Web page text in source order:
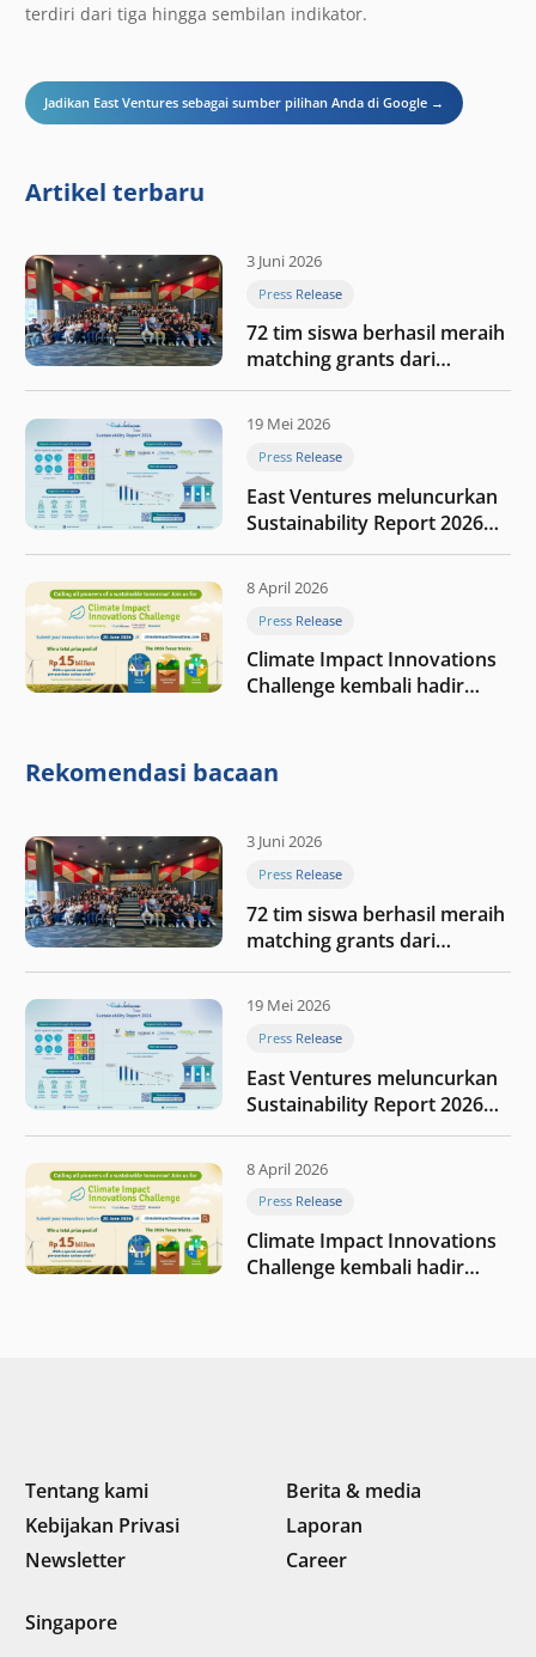
terdiri dari tiga hingga sembilan indikator.
Jadikan East Ventures sebagai sumber pilihan Anda di Google →
Artikel terbaru
3 Juni 2026
Press Release
72 tim siswa berhasil meraih
matching grants dari
program My First $1000
19 Mei 2026
Press Release
East Ventures meluncurkan
Sustainability Report 2026
“Membangun dengan
integritas: Menumbuhkan
nilai melalui kedisiplinan”
8 April 2026
Press Release
Climate Impact Innovations
Challenge kembali hadir
mitra baru
Rekomendasi bacaan
3 Juni 2026
Press Release
72 tim siswa berhasil meraih
matching grants dari
program My First $1000
19 Mei 2026
Press Release
East Ventures meluncurkan
Sustainability Report 2026
“Membangun dengan
integritas: Menumbuhkan
nilai melalui kedisiplinan”
8 April 2026
Press Release
Climate Impact Innovations
Challenge kembali hadir
Tentang kami
Berita & media
Kebijakan Privasi
Laporan
Newsletter
Career
Singapore